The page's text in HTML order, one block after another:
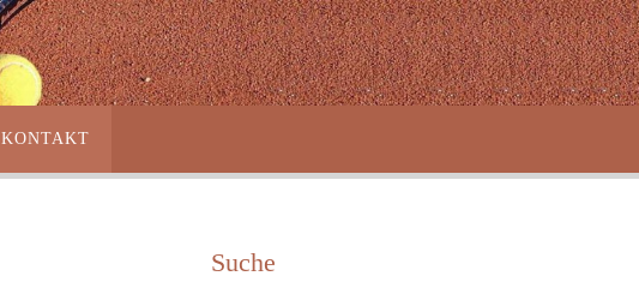
KONTAKT
Suche